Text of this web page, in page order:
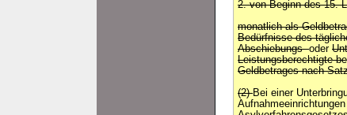
2. von Beginn des 15.
monatlich als
Bedürfnisse des
Abschiebungs-oder
Leistungsberechtigte
Geldbetrages nach
(2)Bei einer